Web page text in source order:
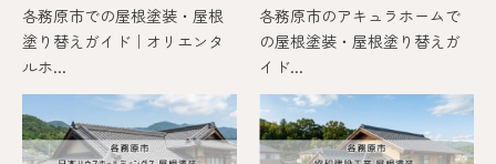
各務原市での屋根塗装・屋根
塗り替えガイド｜オリエンタ
ルホ...
各務原市のアキュラホームで
の屋根塗装・屋根塗り替えガ
イド...